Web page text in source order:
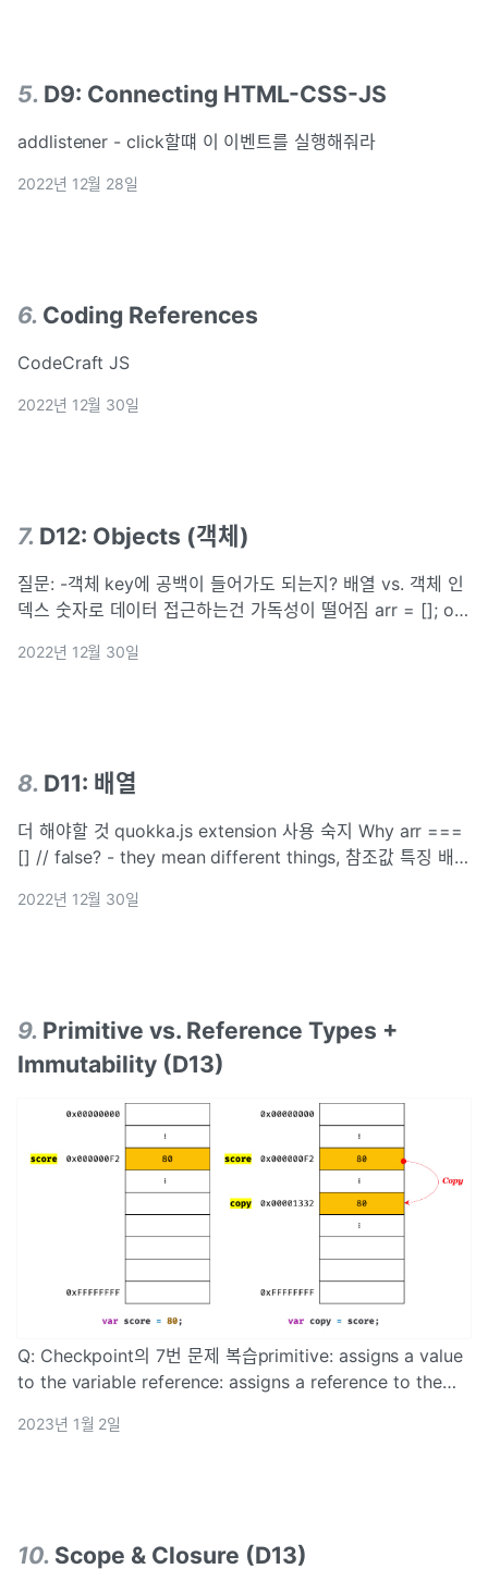
5. D9: Connecting HTML-CSS-JS
addlistener - click할떄 이 이벤트를 실행해줘라
2022년 12월 28일
6. Coding References
CodeCraft JS
2022년 12월 30일
7. D12: Objects (객체)
질문: -객체 key에 공백이 들어가도 되는지? 배열 vs. 객체 인
덱스 숫자로 데이터 접근하는건 가독성이 떨어짐 arr = []; obj
2022년 12월 30일
8. D11: 배열
더 해야할 것 quokka.js extension 사용 숙지 Why arr ===
[] // false? - they mean different things, 참조값 특징 배열
서: index (0
2022년 12월 30일
9. Primitive vs. Reference Types +
Immutability (D13)
Q: Checkpoint의 7번 문제 복습primitive: assigns a value
to the variable reference: assigns a reference to the
2023년 1월 2일
10. Scope & Closure (D13)